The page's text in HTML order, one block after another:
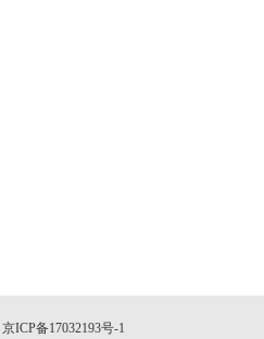
京ICP备17032193号-1